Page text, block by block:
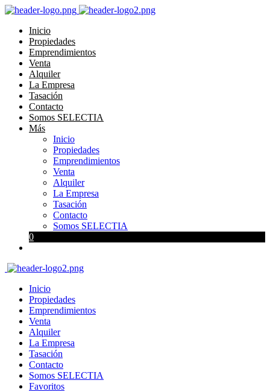
Inicio
Propiedades
Emprendimientos
Venta
Alquiler
La Empresa
Tasación
Contacto
Somos SELECTIA
Más
Inicio
Propiedades
Emprendimientos
Venta
Alquiler
La Empresa
Tasación
Contacto
Somos SELECTIA
0
Inicio
Propiedades
Emprendimientos
Venta
Alquiler
La Empresa
Tasación
Contacto
Somos SELECTIA
Favoritos